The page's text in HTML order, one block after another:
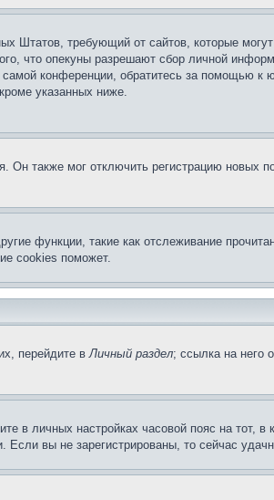
Штатов, требующий от сайтов, которые
что опекуны разрешают сбор личной
конференции, обратитесь за помощью к
указанных ниже.
Он также мог отключить регистрацию новых
функции, такие как отслеживание
cookies поможет.
перейдите вЛичный раздел; ссылка на него
в личных настройках часовой пояс на тот, в
Если вы не зарегистрированы, то сейчас